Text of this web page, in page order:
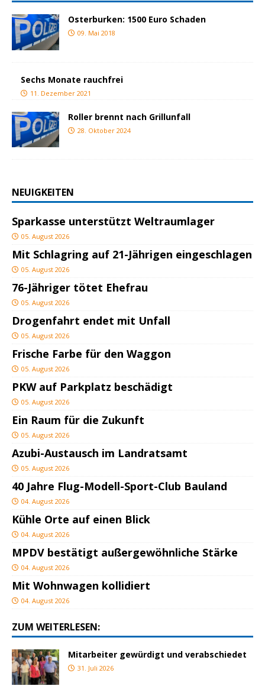
Osterburken: 1500 Euro Schaden
09. Mai 2018
Sechs Monate rauchfrei
11. Dezember 2021
Roller brennt nach Grillunfall
28. Oktober 2024
NEUIGKEITEN
Sparkasse unterstützt Weltraumlager
05. August 2026
Mit Schlagring auf 21-Jährigen eingeschlagen
05. August 2026
76-Jähriger tötet Ehefrau
05. August 2026
Drogenfahrt endet mit Unfall
05. August 2026
Frische Farbe für den Waggon
05. August 2026
PKW auf Parkplatz beschädigt
05. August 2026
Ein Raum für die Zukunft
05. August 2026
Azubi-Austausch im Landratsamt
05. August 2026
40 Jahre Flug-Modell-Sport-Club Bauland
04. August 2026
Kühle Orte auf einen Blick
04. August 2026
MPDV bestätigt außergewöhnliche Stärke
04. August 2026
Mit Wohnwagen kollidiert
04. August 2026
ZUM WEITERLESEN:
Mitarbeiter gewürdigt und verabschiedet
31. Juli 2026